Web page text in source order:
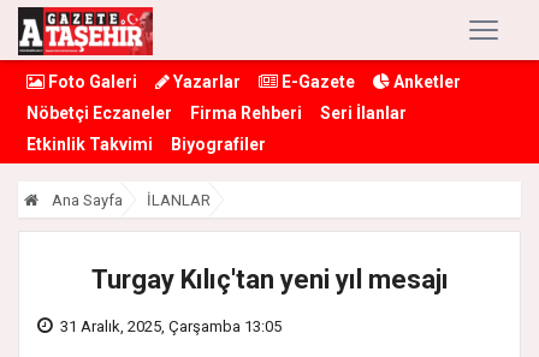
Foto Galeri Yazarlar E-Gazete
Anketler
Nöbetçi Eczaneler
Firma Rehberi
Seri İlanlar
Etkinlik Takvimi
Biyografiler
Ana Sayfa İLANLAR
Turgay Kılıç'tan yeni yıl mesajı
31 Aralık, 2025, Çarşamba 13:05